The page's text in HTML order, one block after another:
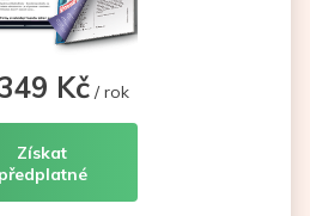
Kč / rok
Získat
předplatné